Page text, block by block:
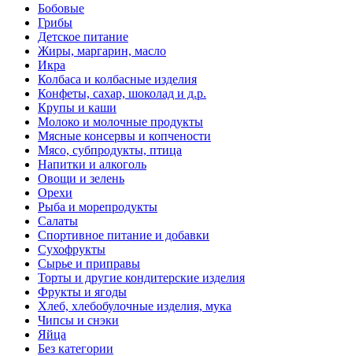
Бобовые
Грибы
Детское питание
Жиры, маргарин, масло
Икра
Колбаса и колбасные изделия
Конфеты, сахар, шоколад и д.р.
Крупы и каши
Молоко и молочные продукты
Мясные консервы и копчености
Мясо, субпродукты, птица
Напитки и алкоголь
Овощи и зелень
Орехи
Рыба и морепродукты
Салаты
Спортивное питание и добавки
Сухофрукты
Сырье и приправы
Торты и другие кондитерские изделия
Фрукты и ягоды
Хлеб, хлебобулочные изделия, мука
Чипсы и снэки
Яйца
Без категории